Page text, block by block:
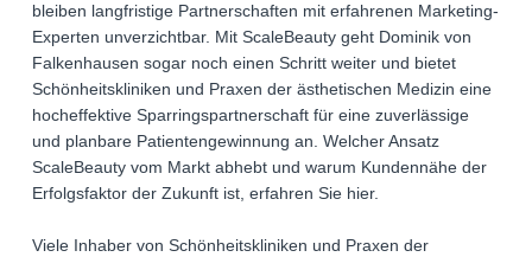
bleiben langfristige Partnerschaften mit erfahrenen Marketing-
Experten unverzichtbar. Mit ScaleBeauty geht Dominik von
Falkenhausen sogar noch einen Schritt weiter und bietet
Schönheitskliniken und Praxen der ästhetischen Medizin eine
hocheffektive Sparringspartnerschaft für eine zuverlässige
und planbare Patientengewinnung an. Welcher Ansatz
ScaleBeauty vom Markt abhebt und warum Kundennähe der
Erfolgsfaktor der Zukunft ist, erfahren Sie hier.
Viele Inhaber von Schönheitskliniken und Praxen der